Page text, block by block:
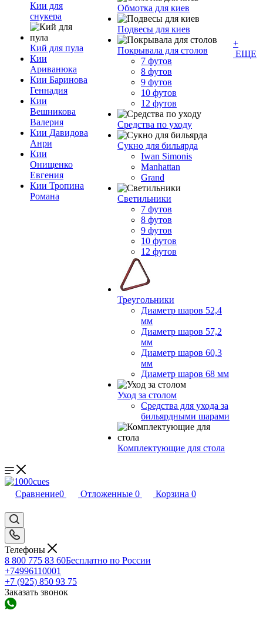
Кии для
снукера
Кий для пула
Кии
Ариванюка
Кии Баринова
Геннадия
Кии
Вешникова
Валерия
Кии Давидова
Анри
Кии
Онищенко
Евгения
Кии Тропина
Романа
Обмотка для киев
Подвесы для киев
Покрывала для столов
7 футов
8 футов
9 футов
10 футов
12 футов
Средства по уходу
Сукно для бильярда
Iwan Simonis
Manhattan
Grand
Светильники
7 футов
8 футов
9 футов
10 футов
12 футов
Треугольники
Диаметр шаров 52,4
мм
Диаметр шаров 57,2
мм
Диаметр шаров 60,3
мм
Диаметр шаров 68 мм
Уход за столом
Средства для ухода за
бильярдными шарами
Комплектующие для стола
+
ЕЩЕ
Сравнение0 Отложенные 0 Корзина 0
Телефоны
8 800 775 83 60Бесплатно по России
+74996110001
+7 (925) 850 93 75
Заказать звонок